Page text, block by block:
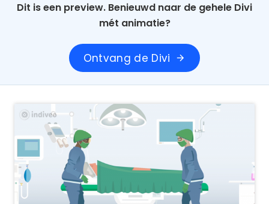
Dit is een preview. Benieuwd naar de gehele Divi
mét animatie?
Ontvang de Divi arrow_forward